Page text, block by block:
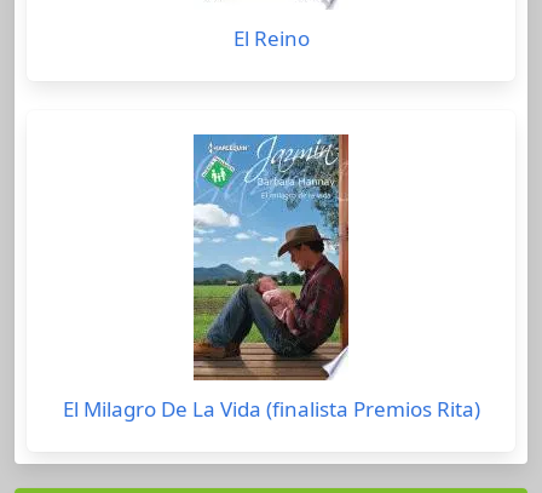
El Reino
El Milagro De La Vida (finalista Premios Rita)